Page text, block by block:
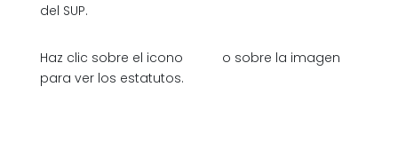
del SUP.
Haz clic sobre el icono
o sobre la imagen
para ver los estatutos.